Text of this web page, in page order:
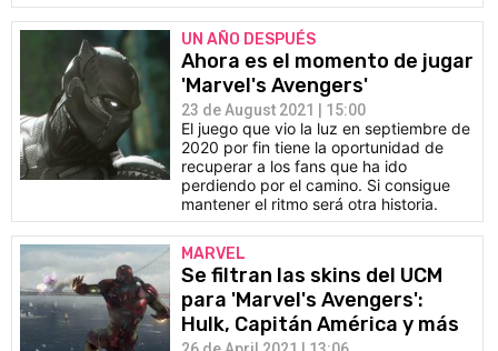
UN AÑO DESPUÉS
Ahora es el momento de jugar
'Marvel's Avengers'
23 de August 2021 | 15:00
El juego que vio la luz en septiembre de
2020 por fin tiene la oportunidad de
recuperar a los fans que ha ido
perdiendo por el camino. Si consigue
mantener el ritmo será otra historia.
MARVEL
Se filtran las skins del UCM
para 'Marvel's Avengers':
Hulk, Capitán América y más